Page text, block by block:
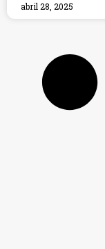
abril 28, 2025